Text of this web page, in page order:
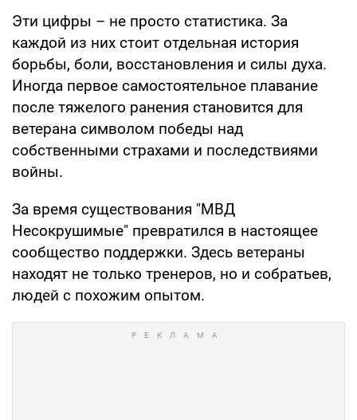
Эти цифры – не просто статистика. За
каждой из них стоит отдельная история
борьбы, боли, восстановления и силы духа.
Иногда первое самостоятельное плавание
после тяжелого ранения становится для
ветерана символом победы над
собственными страхами и последствиями
войны.
За время существования "МВД
Несокрушимые" превратился в настоящее
сообщество поддержки. Здесь ветераны
находят не только тренеров, но и собратьев,
людей с похожим опытом.